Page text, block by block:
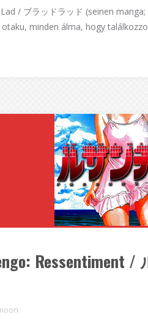
/ ブラッドラッド (seinen
otaku, minden álma, hogy
Ressentiment